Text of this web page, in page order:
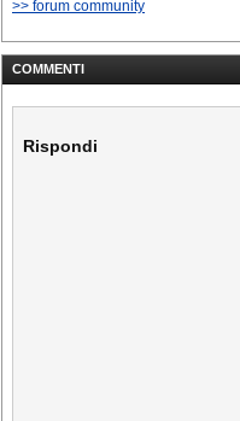
>> forum community
COMMENTI
Rispondi